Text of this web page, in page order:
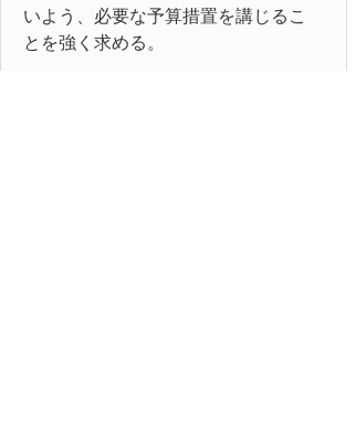
いよう、必要な予算措置を講じるこ
とを強く求める。